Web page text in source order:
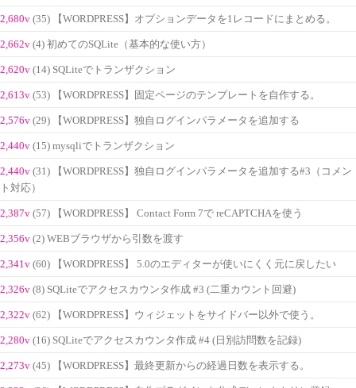
2,680v (35) 【WORDPRESS】オプションデータを1レコードにまとめる。
2,662v (4) 初めてのSQLite（基本的な使い方）
2,620v (14) SQLiteでトランザクション
2,613v (53) 【WORDPRESS】固定ページのテンプレートを自作する。
2,576v (29) 【WORDPRESS】独自ログインパラメータを追加する
2,440v (15) mysqliでトランザクション
2,440v (31) 【WORDPRESS】独自ログインパラメータを追加する#3（コメン
ト対応）
2,387v (57) 【WORDPRESS】 Contact Form 7で reCAPTCHAを使う
2,356v (2) WEBブラウザから引数を渡す
2,341v (60) 【WORDPRESS】 5.0のエディターが使いにくく元に戻したい
2,326v (8) SQLiteでアクセスカウンタ作成 #3 (二重カウント回避)
2,322v (62) 【WORDPRESS】ウィジェットをサイドバー以外で使う。
2,280v (16) SQLiteでアクセスカウンタ作成 #4 (日別訪問数を記録)
2,273v (45) 【WORDPRESS】最終更新からの経過日数を表示する。